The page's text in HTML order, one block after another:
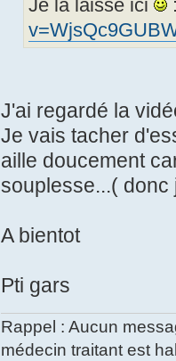
Je la laisse ici
J'ai regardé la
Je vais tacher
aille doucement
souplesse...(
A bientot
Pti gars
Rappel : Aucun
médecin traitant est